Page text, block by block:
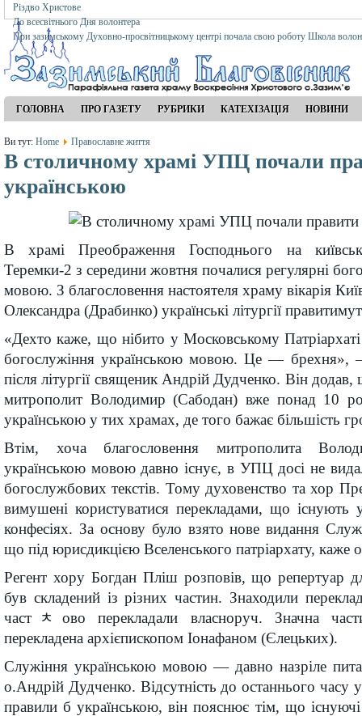
Різдво Христове
До всесвітнього Дня волонтера
При зазимському Духовно-просвітницькому центрі почала свою роботу Школа
ГОЛОВНА ПРО ГАЗЕТУ РУБРИКИ КАТЕХІЗАЦІЯ НОВИНИ
Ви тут: Home Православне життя
В столичному храмі УПЦ почали
українською
В храмі Преображення Господнього на
Теремки-2 з середини жовтня почалися регулярні
мовою. З благословення настоятеля храму вікарія
Олександра (Драбинко) українські літургії
«Дехто каже, що нібито у Московському
богослужіння українською мовою. Це — брехня»,
після літургії священик Андрій Дудченко. Він
митрополит Володимир (Сабодан) вже понад 10
українською у тих храмах, де того бажає більшість
Втім, хоча благословення митрополита
українською мовою давно існує, в УПЦ досі не
богослужбових текстів. Тому духовенство та хор
вимушені користуватися перекладами, що існують
конфесіях. За основу було взято нове видання
що під юрисдикцією Вселенського патріархату, каже
Регент хору Богдан Пліш розповів, що репертуар
був складений із різних частин. Знаходили
частﾺово перекладали власноруч. Значна
перекладена архієпископом Іонафаном (Єлецьких).
Служіння українською мовою — давно назріле
о.Андрій Дудченко. Відсутність до останнього
правили б українською, він пояснює тім, що